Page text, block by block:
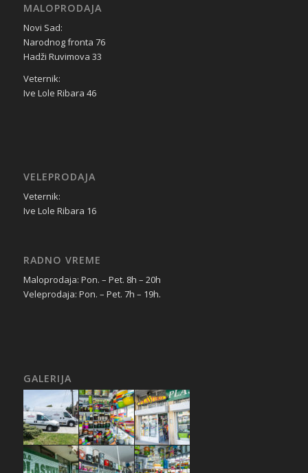
MALOPRODAJA
Novi Sad:
Narodnog fronta 76
Hadži Ruvimova 33
Veternik:
Ive Lole Ribara 46
VELEPRODAJA
Veternik:
Ive Lole Ribara 16
RADNO VREME
Maloprodaja: Pon. – Pet. 8h – 20h
Veleprodaja: Pon. – Pet. 7h – 19h.
GALERIJA